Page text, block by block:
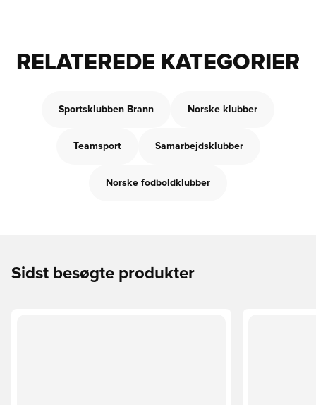
RELATEREDE KATEGORIER
Sportsklubben Brann Norske klubber
Teamsport Samarbejdsklubber
Norske fodboldklubber
Sidst besøgte produkter